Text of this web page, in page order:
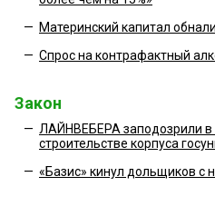
— Материнский капитал
— Спрос на контрафактный
Закон
— ЛАЙНВЕБЕРА заподозрили
строительстве корпуса
— «Базис» кинул дольщиков с